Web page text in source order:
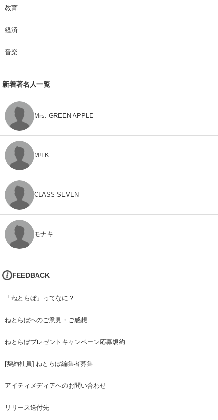
教育
経済
音楽
新着著名人一覧
Mrs. GREEN APPLE
M!LK
CLASS SEVEN
モナキ
FEEDBACK
「ねとらぼ」ってなに？
ねとらぼへのご意見・ご感想
ねとらぼプレゼントキャンペーン応募規約
[契約社員] ねとらぼ編集者募集
アイティメディアへのお問い合わせ
リリース送付先